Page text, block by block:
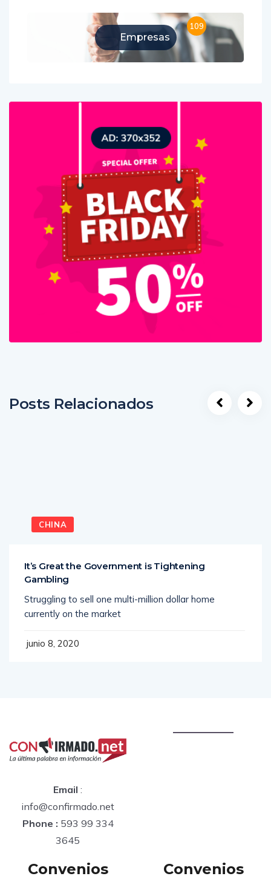
Empresas
109
Posts Relacionados
CHINA
It’s Great the Government is Tightening
Gambling
Struggling to sell one multi-million dollar home
currently on the market
junio 8, 2020
Email :
info@confirmado.net
Phone : 593 99 334
3645
Convenios Convenios